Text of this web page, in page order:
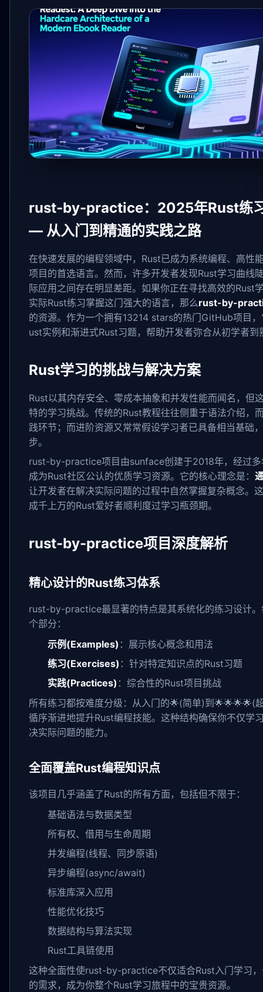
rust-by-practice：2025年Rust练
— 从入门到精通的实践之路
在快速发展的编程领域中，Rust已成为系统编程、高性
项目的首选语言。然而，许多开发者发现Rust学习曲线
际应用之间存在明显差距。如果你正在寻找高效的Rust
实际Rust练习掌握这门强大的语言，那么rust-by-
的资源。作为一个拥有13214 stars的热门GitHub项目
ust实例和渐进式Rust习题，帮助开发者弥合从初学者到
Rust学习的挑战与解决方案
Rust以其内存安全、零成本抽象和并发性能而闻名，但
特的学习挑战。传统的Rust教程往往侧重于语法介绍，
践环节；而进阶资源又常常假设学习者已具备相当基础
步。
rust-by-practice项目由sunface创建于2018年，经过多
成为Rust社区公认的优质学习资源。它的核心理念是：
让开发者在解决实际问题的过程中自然掌握复杂概念。
成千上万的Rust爱好者顺利度过学习瓶颈期。
rust-by-practice项目深度解析
精心设计的Rust练习体系
rust-by-practice最显著的特点是其系统化的练习设计
个部分：
示例(Examples) ：展示核心概念和用法
练习(Exercises) ：针对特定知识点的Rust习题
实践(Practices) ：综合性的Rust项目挑战
所有练习都按难度分级：从入门的🌟(简单)到🌟🌟🌟🌟(
循序渐进地提升Rust编程技能。这种结构确保你不仅学
决实际问题的能力。
全面覆盖Rust编程知识点
该项目几乎涵盖了Rust的所有方面，包括但不限于：
基础语法与数据类型
所有权、借用与生命周期
并发编程(线程、同步原语)
异步编程(async/await)
标准库深入应用
性能优化技巧
数据结构与算法实现
Rust工具链使用
这种全面性使rust-by-practice不仅适合Rust入门学习
的需求，成为你整个Rust学习旅程中的宝贵资源。